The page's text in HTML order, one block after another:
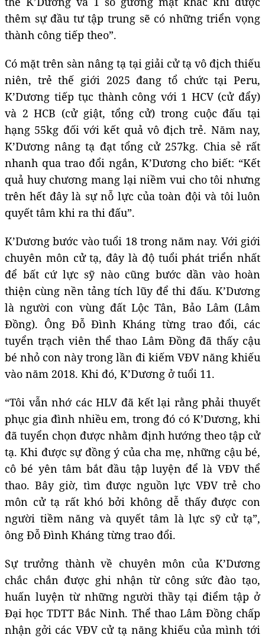
thêm sự đầu tư tập trung sẽ có những triển vọng
thành công tiếp theo”.
Có mặt trên sàn nâng tạ tại giải cử tạ vô địch thiếu
niên, trẻ thế giới 2025 đang tổ chức tại Peru,
K’Dương tiếp tục thành công với 1 HCV (cử đẩy)
và 2 HCB (cử giật, tổng cử) trong cuộc đấu tại
hạng 55kg đối với kết quả vô địch trẻ. Năm nay,
K’Dương nâng tạ đạt tổng cử 257kg. Chia sẻ rất
nhanh qua trao đổi ngắn, K’Dương cho biết: “Kết
quả huy chương mang lại niềm vui cho tôi nhưng
trên hết đây là sự nỗ lực của toàn đội và tôi luôn
quyết tâm khi ra thi đấu”.
K’Dương bước vào tuổi 18 trong năm nay. Với giới
chuyên môn cử tạ, đây là độ tuổi phát triển nhất
để bất cứ lực sỹ nào cũng bước dần vào hoàn
thiện cùng nền tảng tích lũy để thi đấu. K’Dương
là người con vùng đất Lộc Tân, Bảo Lâm (Lâm
Đồng). Ông Đỗ Đình Kháng từng trao đổi, các
tuyển trạch viên thể thao Lâm Đồng đã thấy cậu
bé nhỏ con này trong lần đi kiếm VĐV năng khiếu
vào năm 2018. Khi đó, K’Dương ở tuổi 11.
“Tôi vẫn nhớ các HLV đã kết lại rằng phải thuyết
phục gia đình nhiều em, trong đó có K’Dương, khi
đã tuyển chọn được nhằm định hướng theo tập cử
tạ. Khi được sự đồng ý của cha mẹ, những cậu bé,
cô bé yên tâm bắt đầu tập luyện để là VĐV thể
thao. Bây giờ, tìm được nguồn lực VĐV trẻ cho
môn cử tạ rất khó bởi không dễ thấy được con
người tiềm năng và quyết tâm là lực sỹ cử tạ”,
ông Đỗ Đình Kháng từng trao đổi.
Sự trưởng thành về chuyên môn của K’Dương
chắc chắn được ghi nhận từ công sức đào tạo,
huấn luyện từ những người thầy tại điểm tập ở
Đại học TDTT Bắc Ninh. Thể thao Lâm Đồng chấp
nhận gởi các VĐV cử tạ năng khiếu của mình tới